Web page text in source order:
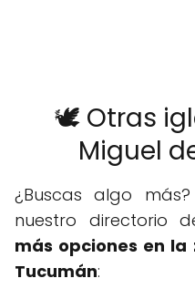
🕊️ Otras
Miguel
¿Buscas algo
nuestro directorio
más opciones en la
Tucumán: